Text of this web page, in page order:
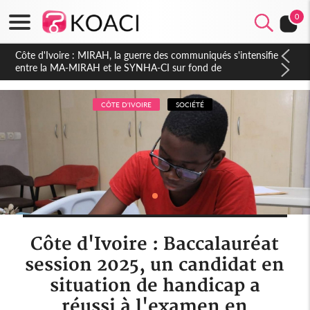
0
Côte d'Ivoire : Indépendance 2026, Thiam plaide pour un
environnement démocratique plus apaisé
CÔTE D'IVOIRE SOCIÉTÉ
Côte d'Ivoire : Baccalauréat
session 2025, un candidat en
situation de handicap a